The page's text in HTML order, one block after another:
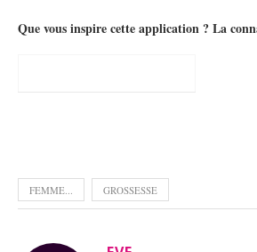
Que vous inspire cette application ? La
FEMME... GROSSESSE